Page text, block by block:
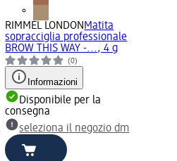
RIMMEL LONDON Matita
sopracciglia professionale
BROW THIS WAY -..., 4 g
(0)
Informazioni
Disponibile per la
consegna
seleziona il negozio dm